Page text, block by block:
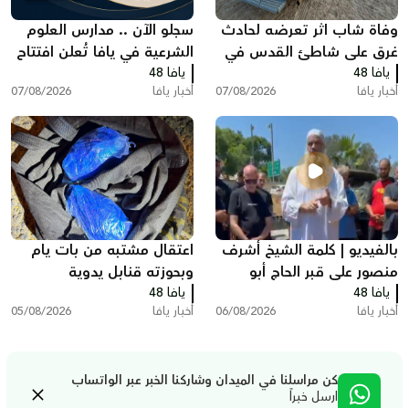
كن مراسلنا في الميدان وشاركنا الخبر عبر الواتساب
ارسل خبراً
وفاة شاب اثر تعرضه لحادث
غرق على شاطئ القدس في
بات يام جنوب يافا
يافا 48
أخبار يافا 07/08/2026
سجلو الآن .. مدارس العلوم
الشرعية في يافا تُعلن افتتاح
دورة "السيرة النبوية"
يافا 48
أخبار يافا 07/08/2026
بالفيديو | كلمة الشيخ أشرف
منصور على قبر الحاج أبو
العبد أبو شهاب
يافا 48
أخبار يافا 06/08/2026
اعتقال مشتبه من بات يام
وبحوزته قنابل يدوية
يافا 48
أخبار يافا 05/08/2026